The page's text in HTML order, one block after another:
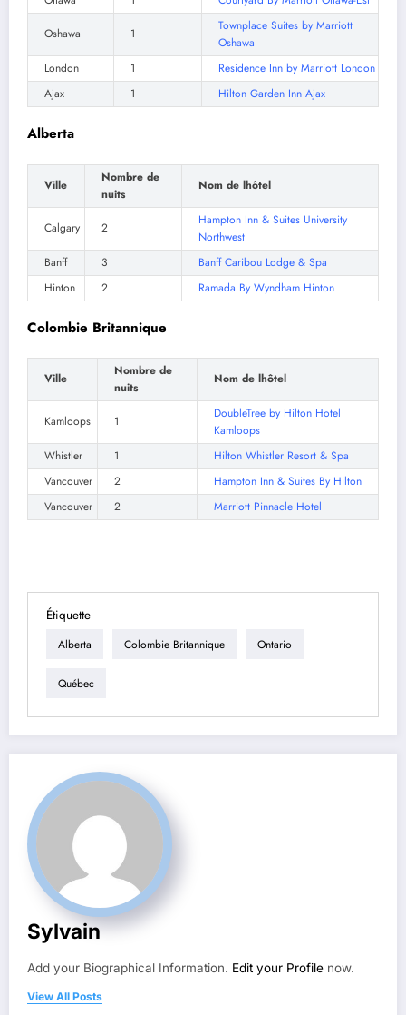
Oshawa 1
Townplace Suites by Marriott
Oshawa
London
1
Residence Inn by Marriott London
Ajax
1 Hilton Garden Inn Ajax
Alberta
Ville
Nombre de
nuits
Nom de lhôtel
Calgary 2
Hampton Inn & Suites University
Northwest
Banff
3
Banff Caribou Lodge & Spa
Hinton
2 Ramada By Wyndham Hinton
Colombie Britannique
Ville
Nombre de
nuits
Nom de lhôtel
Kamloops 1
DoubleTree by Hilton Hotel
Kamloops
Whistler
1
Hilton Whistler Resort & Spa
Vancouver
2
Hampton Inn & Suites By Hilton
Vancouver
2 Marriott Pinnacle Hotel
Étiquette
Alberta Colombie Britannique Ontario
Québec
Sylvain
Add your Biographical Information. Edit your Profile now.
View All Posts